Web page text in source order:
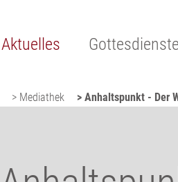
Aktuelles Gottesdienste
> Mediathek > Anhaltspunkt - Der